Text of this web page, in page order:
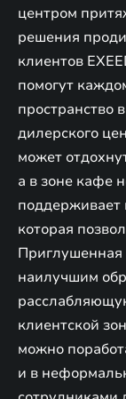
центром
решения
клиентов
помогут
пространство
дилерского
может
а в зоне кафе
поддерживает
которая
Приглушенная
наилучшим
клиентской
можно
и в